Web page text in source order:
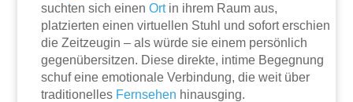
suchten sich einenOrtin ihrem Raum aus,
platzierten einen virtuellen Stuhl und sofort erschien
die Zeitzeugin – als würde sie einem persönlich
gegenübersitzen. Diese direkte, intime Begegnung
schuf eine emotionale Verbindung, die weit über
traditionelles Fernsehen hinausging.